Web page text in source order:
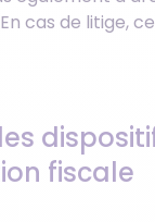
cas de litige,
fiscale